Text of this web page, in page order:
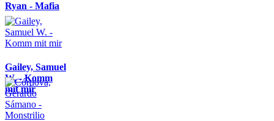
Ryan - Mafia
Gailey, Samuel
W. - Komm
mit mir